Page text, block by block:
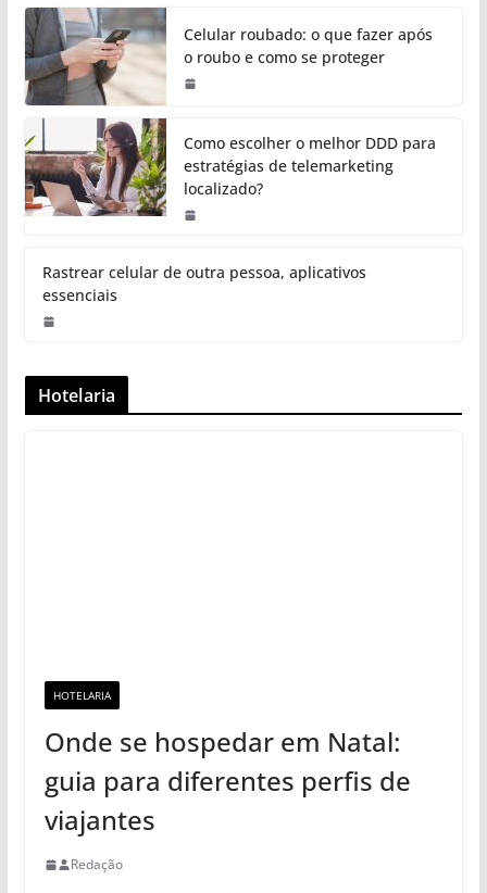
Celular roubado: o que fazer após
o roubo e como se proteger
Como escolher o melhor DDD para
estratégias de telemarketing
localizado?
Rastrear celular de outra pessoa, aplicativos
essenciais
Hotelaria
HOTELARIA
Onde se hospedar em Natal:
guia para diferentes perfis de
viajantes
Redação